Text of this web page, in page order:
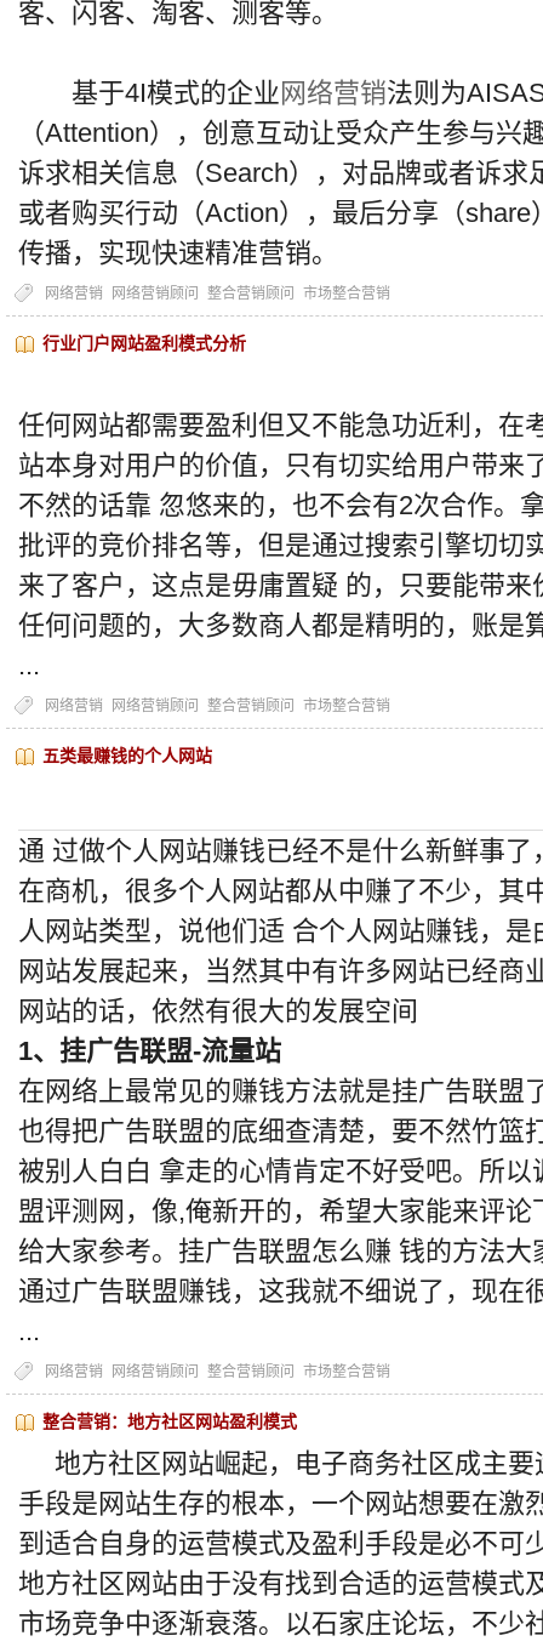
客、闪客、淘客、测客等。
基于4I模式的企业 网络营销法则为
（Attention），创意互动让受众产生参与兴
诉求相关信息（Search），对品牌或者诉求
或者购买行动（Action），最后分享（
传播，实现快速精准营销。
网络营销 网络营销顾问 整合营销顾问 市场整合营销
行业门户网站盈利模式分析
任何网站都需要盈利但又不能急功近利，在
站本身对用户的价值，只有切实给用户带来
不然的话靠 忽悠来的，也不会有2次合作。
批评的竞价排名等，但是通过搜索引擎切切
来了客户，这点是毋庸置疑 的，只要能带
任何问题的，大多数商人都是精明的，账是
...
网络营销 网络营销顾问 整合营销顾问 市场整合营销
五类最赚钱的个人网站
通 过做个人网站赚钱已经不是什么新鲜事
在商机，很多个人网站都从中赚了不少，其
人网站类型，说他们适 合个人网站赚钱，
网站发展起来，当然其中有许多网站已经商
网站的话，依然有很大的发展空间
1、挂广告联盟-流量站
在网络上最常见的赚钱方法就是挂广告联盟
也得把广告联盟的底细查清楚，要不然竹篮
被别人白白 拿走的心情肯定不好受吧。所
盟评测网，像,俺新开的，希望大家能来评
给大家参考。挂广告联盟怎么赚 钱的方法
通过广告联盟赚钱，这我就不细说了，现在
...
网络营销 网络营销顾问 整合营销顾问 市场整合营销
整合营销：地方社区网站盈利模式
地方社区网站崛起，电子商务社区成主要
手段是网站生存的根本，一个网站想要在激
到适合自身的运营模式及盈利手段是必不可
地方社区网站由于没有找到合适的运营模式
市场竞争中逐渐衰落。以石家庄论坛，不少